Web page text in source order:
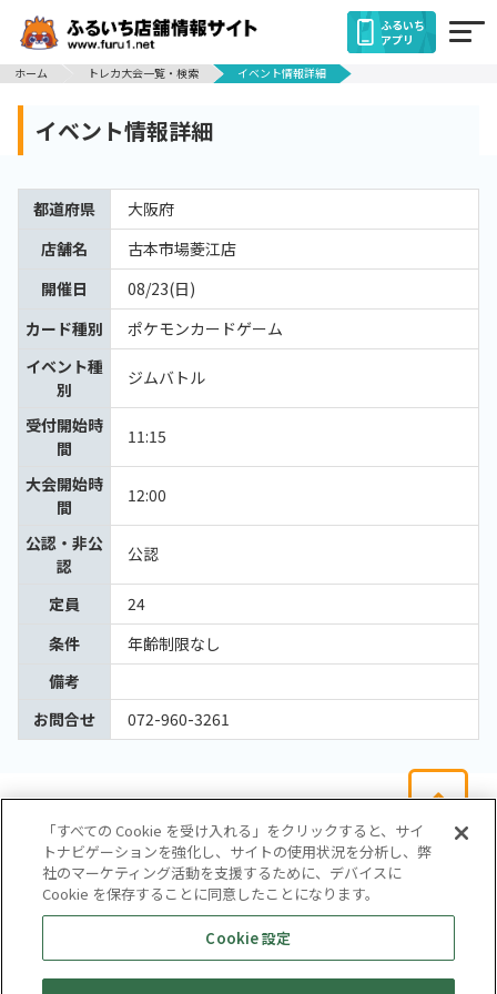
ふるいち
アプリ
ホーム
トレカ大会一覧・検索 イベント情報詳細
イベント情報詳細
都道府県
大阪府
店舗名
古本市場菱江店
開催日
08/23(日)
カード種別
ポケモンカードゲーム
イベント種
別
ジムバトル
受付開始時
間
11:15
大会開始時
間
12:00
公認・非公
認
公認
定員
24
条件
年齢制限なし
備考
お問合せ
072-960-3261
会社概要
サイトマップ
お問い合わせ
個人情報保護方針
株式会社テイツー
「すべての Cookie を受け入れる」をクリックすると、サイ
トナビゲーションを強化し、サイトの使用状況を分析し、弊
社のマーケティング活動を支援するために、デバイスに
Cookie を保存することに同意したことになります。
Cookie 設定